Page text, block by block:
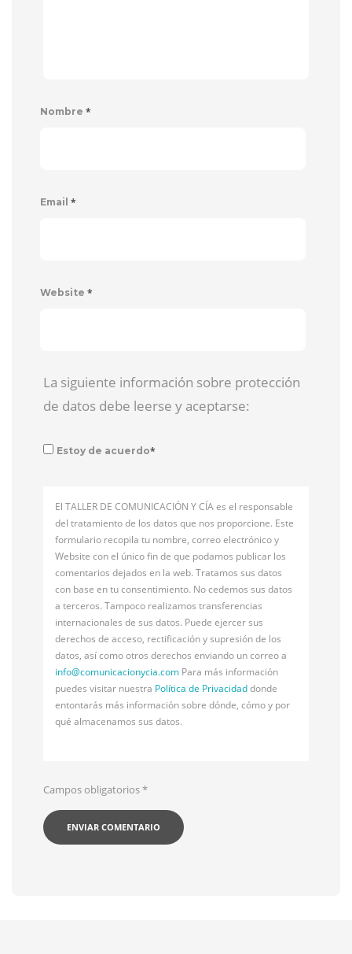
Nombre *
Email *
Website *
La siguiente información sobre protección
de datos debe leerse y aceptarse:
Estoy de acuerdo*
El TALLER DE COMUNICACIÓN Y CÍA es el responsable
del tratamiento de los datos que nos proporcione. Este
formulario recopila tu nombre, correo electrónico y
Website con el único fin de que podamos publicar los
comentarios dejados en la web. Tratamos sus datos
con base en tu consentimiento. No cedemos sus datos
a terceros. Tampoco realizamos transferencias
internacionales de sus datos. Puede ejercer sus
derechos de acceso, rectificación y supresión de los
datos, así como otros derechos enviando un correo a
info@comunicacionycia.com Para más información
puedes visitar nuestra Política de Privacidaddonde
entontarás más información sobre dónde, cómo y por
qué almacenamos sus datos.
Campos obligatorios*